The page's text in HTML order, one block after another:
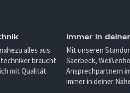
alles aus
braucht
mit Qualität.
Immer in
Mit unseren
Saerbeck,
Ansprechpartnern
immer in deiner